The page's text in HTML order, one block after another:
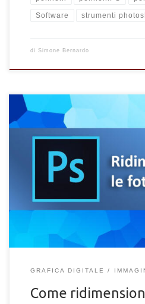
Software strumenti
di Simone Bernardo
Vuoi modificare e ridimensionare
una foto, aumentandole o
procedere? Questa guida è
Photoshop e le sue funzioni di
affrontato in quelle precedenti
GRAFICA DIGITALE
Come